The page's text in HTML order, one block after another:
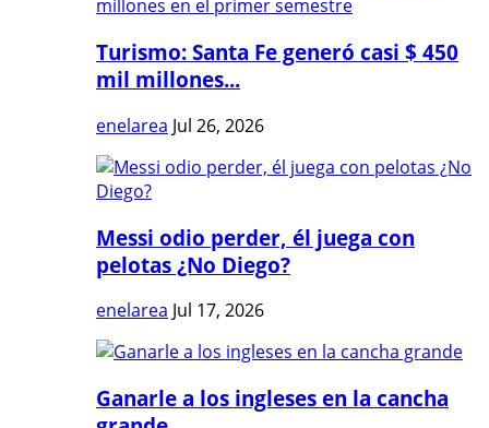
Turismo: Santa Fe generó casi $ 450
mil millones...
enelarea Jul 26, 2026
Messi odio perder, él juega con
pelotas ¿No Diego?
enelarea Jul 17, 2026
Ganarle a los ingleses en la cancha